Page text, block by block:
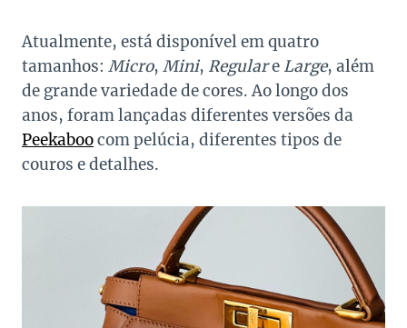
Atualmente, está disponível em quatro
tamanhos: Micro, Mini, Regulare Large, além
de grande variedade de cores. Ao longo dos
anos, foram lançadas diferentes versões da
Peekaboocom pelúcia, diferentes tipos de
couros e detalhes.